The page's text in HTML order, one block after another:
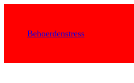
springenBehoerdenstress